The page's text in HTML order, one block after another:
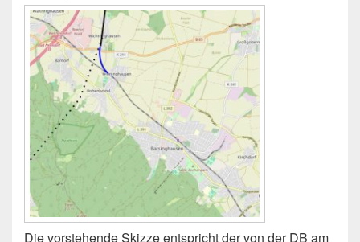
Die vorstehende Skizze entspricht der von der DB am